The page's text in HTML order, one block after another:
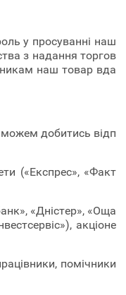
у просуванні наш
з надання торгов
наш товар вда
добитись відп
(«Експрес», «Факт
«Дністер», «Оща
акціоне
помічники